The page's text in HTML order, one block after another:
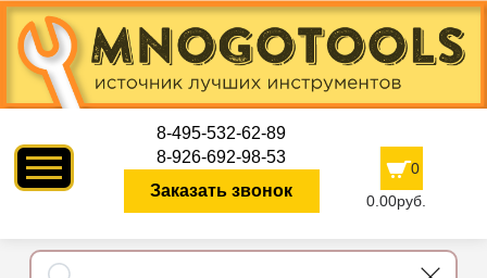
8-495-532-62-89
8-926-692-98-53
Заказать звонок
0
0.00руб.